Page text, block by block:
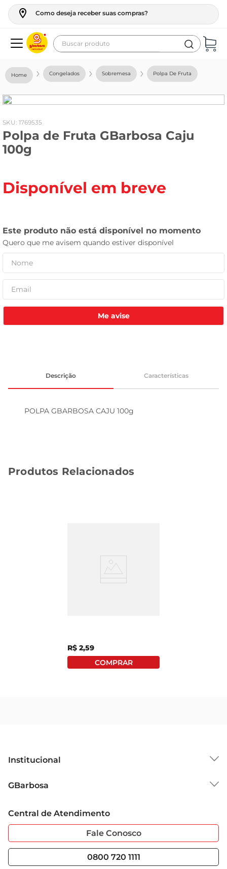
Como deseja receber suas compras?
Buscar produto
Congelados Sobremesa Polpa De Fruta
: 1769535
Polpa de Fruta GBarbosa Caju
100g
Disponível em breve
Me avise
Descrição Características
POLPA GBARBOSA CAJU 100g
Produtos Relacionados
R$ 2,59
Institucional
Grupo Cencosud
Sobre Privacidade
Portal do Fornecedo
Nossas Lojas
GBarbosa
Garantia Estendida
Serviços
Black Friday
Central de Atendimento
Fale Conosco
0800 720 1111
geladeira
fogao
café
cerveja
leite
celular